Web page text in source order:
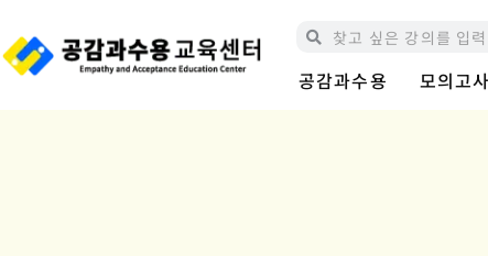
텐
츠
SearchSearch
공감과수용 모의고사